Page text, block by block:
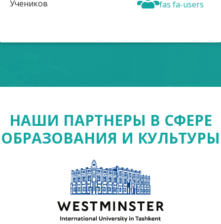
fas fa-users
Учеников
НАШИ ПАРТНЕРЫ В СФЕРЕ
ОБРАЗОВАНИЯ И КУЛЬТУРЫ